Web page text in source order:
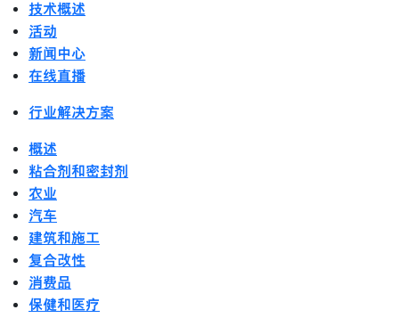
技术概述
活动
新闻中心
在线直播
行业解决方案
概述
粘合剂和密封剂
农业
汽车
建筑和施工
复合改性
消费品
保健和医疗